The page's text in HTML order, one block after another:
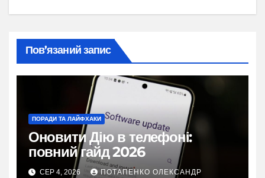
Пов’язаний запис
ПОРАДИ ТА ЛАЙФХАКИ
Оновити Дію в телефоні:
повний гайд 2026
СЕР 4, 2026 ПОТАПЕНКО ОЛЕКСАНДР